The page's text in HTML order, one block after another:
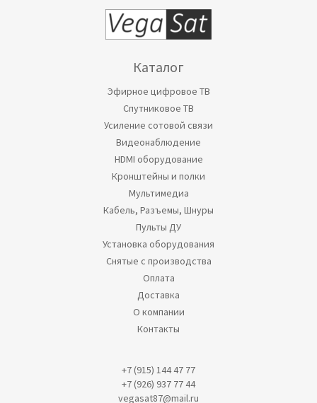
Каталог
Эфирное цифровое ТВ
Спутниковое ТВ
Усиление сотовой связи
Видеонаблюдение
HDMI оборудование
Кронштейны и полки
Мультимедиа
Кабель, Разъемы, Шнуры
Пульты ДУ
Установка оборудования
Снятые с производства
Оплата
Доставка
О компании
Контакты
+7 (915) 144 47 77
+7 (926) 937 77 44
vegasat87@mail.ru